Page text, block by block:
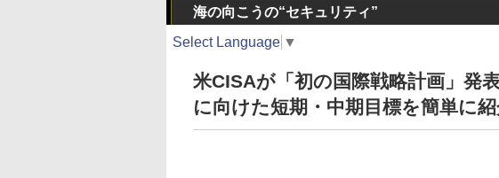
海の向こうの“セキュリティ”
Select Language ▼
米CISAが「初の国際戦略計画」発
に向けた短期・中期目標を簡単に